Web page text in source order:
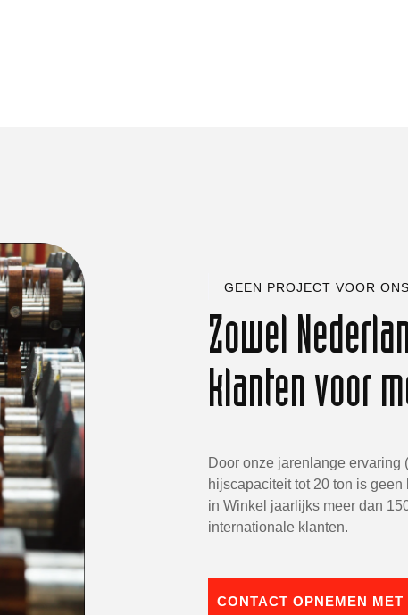
GEEN PROJECT VOOR
Zowel
klanten voor
Door onze jarenlange ervaring
hijscapaciteit tot 20 ton is
in Winkel jaarlijks meer dan
internationale klanten.
CONTACT OPNEMEN MET